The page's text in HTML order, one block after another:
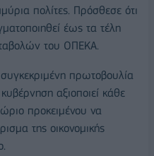
πολίτες. Πρόσθεσε ότι
έως τα τέλη
του ΟΠΕΚΑ.
πρωτοβουλία
αξιοποιεί κάθε
προκειμένου να
της οικονομικής